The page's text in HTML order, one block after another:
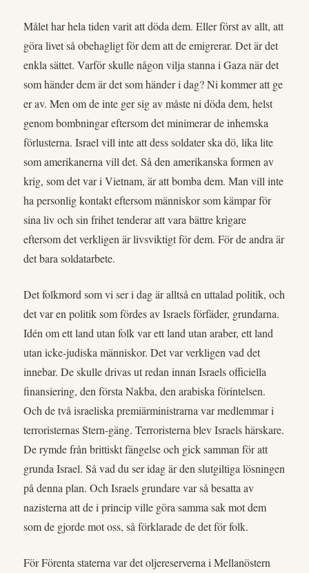
Målet har hela tiden varit att döda dem. Eller först av allt, att
göra livet så obehagligt för dem att de emigrerar. Det är det
enkla sättet. Varför skulle någon vilja stanna i Gaza när det
som händer dem är det som händer i dag? Ni kommer att ge
er av. Men om de inte ger sig av måste ni döda dem, helst
genom bombningar eftersom det minimerar de inhemska
förlusterna. Israel vill inte att dess soldater ska dö, lika lite
som amerikanerna vill det. Så den amerikanska formen av
krig, som det var i Vietnam, är att bomba dem. Man vill inte
ha personlig kontakt eftersom människor som kämpar för
sina liv och sin frihet tenderar att vara bättre krigare
eftersom det verkligen är livsviktigt för dem. För de andra är
det bara soldatarbete.
Det folkmord som vi ser i dag är alltså en uttalad politik, och
det var en politik som fördes av Israels förfäder, grundarna.
Idén om ett land utan folk var ett land utan araber, ett land
utan icke-judiska människor. Det var verkligen vad det
innebar. De skulle drivas ut redan innan Israels officiella
finansiering, den första Nakba, den arabiska förintelsen.
Och de två israeliska premiärministrarna var medlemmar i
terroristernas Stern-gäng. Terroristerna blev Israels härskare.
De rymde från brittiskt fängelse och gick samman för att
grunda Israel. Så vad du ser idag är den slutgiltiga lösningen
på denna plan. Och Israels grundare var så besatta av
nazisterna att de i princip ville göra samma sak mot dem
som de gjorde mot oss, så förklarade de det för folk.
För Förenta staterna var det oljereserverna i Mellanöstern